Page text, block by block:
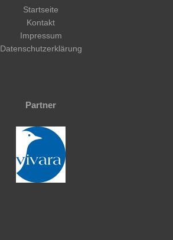
Startseite
Kontakt
Impressum
Datenschutzerklärung
Partner